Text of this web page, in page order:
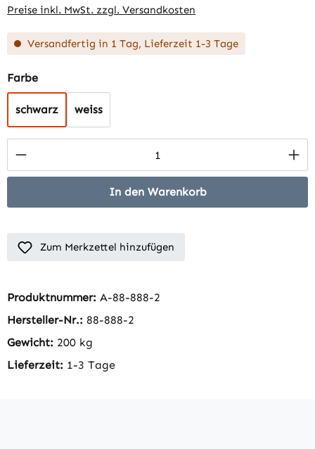
Preise inkl. MwSt. zzgl. Versandkosten
Versandfertig in 1 Tag, Lieferzeit 1-3 Tage
Farbeauswählen
schwarz weiss
Produkt Anzahl: Gib den gewünschten
In den Warenkorb
Zum Merkzettel hinzufügen
Produktnummer: A-88-888-2
Hersteller-Nr.: 88-888-2
Gewicht: 200 kg
Lieferzeit: 1-3 Tage